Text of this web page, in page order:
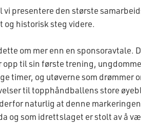
vi presentere den største
og historisk steg videre.
om mer enn en
opp til sin første trening,
timer, og utøverne som drømmer
til topphåndballens store
naturlig at denne
og som idrettslaget er stolt av å